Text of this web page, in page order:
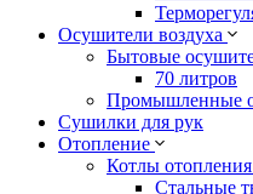
Осушители воздуха
Бытовые
70 литров
Промышленные
Сушилки для рук
Отопление
Котлы отопления
Стальные